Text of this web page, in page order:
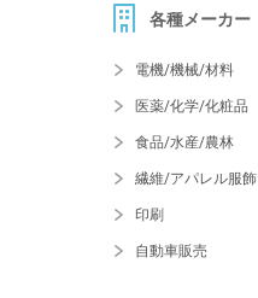
各種メーカー
電機/機械/材料
医薬/化学/化粧品
食品/水産/農林
繊維/アパレル服飾
印刷
自動車販売